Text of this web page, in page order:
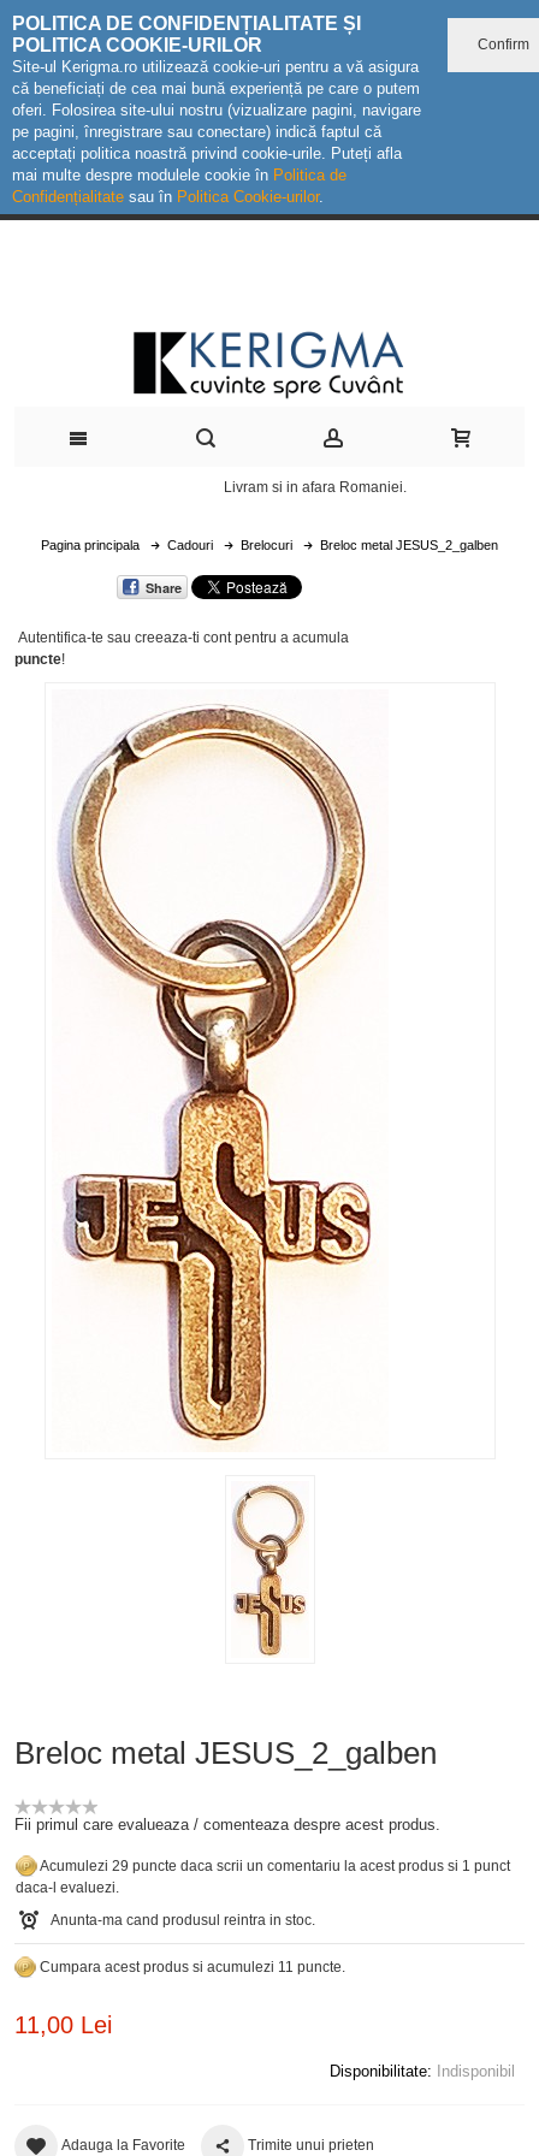
POLITICA DE CONFIDENȚIALITATE ȘI
POLITICA COOKIE-URILOR
Site-ul Kerigma.ro utilizează cookie-uri pentru a vă asigura
că beneficiați de cea mai bună experiență pe care o putem
oferi. Folosirea site-ului nostru (vizualizare pagini, navigare
pe pagini, înregistrare sau conectare) indică faptul că
acceptați politica noastră privind cookie-urile. Puteți afla
mai multe despre modulele cookie în Politica de
Confidențialitate sau în Politica Cookie-urilor.
Confirm
Livram si in afara Romaniei.
Pagina principala Cadouri Brelocuri Breloc metal JESUS_2_galben
Share
Autentifica-te sau creeaza-ti contpentru a acumula
puncte!
Breloc metal JESUS_2_galben
Fii primul care evalueaza / comenteaza despre acest produs.
Acumulezi 29 puncte daca scrii un comentariu la acest produs si 1 punct
daca-l evaluezi.
Anunta-ma cand produsul reintra in stoc.
Cumpara acest produs si acumulezi 11 puncte.
11,00 Lei
Disponibilitate: Indisponibil
Adauga la Favorite Trimite unui prieten